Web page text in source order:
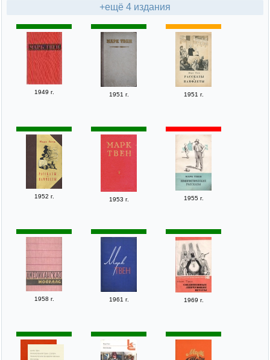
+ещё 4 издания
1949 г. 1951 г. 1951 г.
1952 г. 1953 г. 1955 г.
1958 г. 1961 г. 1969 г.